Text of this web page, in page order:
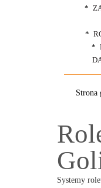
Strona
Systemy